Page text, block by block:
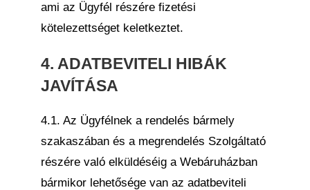
ami az Ügyfél részére fizetési
kötelezettséget keletkeztet.
4. ADATBEVITELI HIBÁK
JAVÍTÁSA
4.1. Az Ügyfélnek a rendelés bármely
szakaszában és a megrendelés Szolgáltató
részére való elküldéséig a Webáruházban
bármikor lehetősége van az adatbeviteli